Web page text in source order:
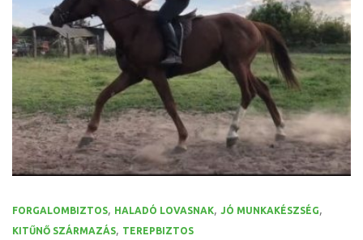
FORGALOMBIZTOS, HALADÓ LOVASNAK, JÓ MUNKAKÉSZSÉG,
KITŰNŐ SZÁRMAZÁS, TEREPBIZTOS